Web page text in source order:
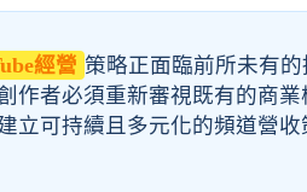
經營 策略正面臨前所未有
作者必須重新審視既有的商業
立可持續且多元化的頻道營收